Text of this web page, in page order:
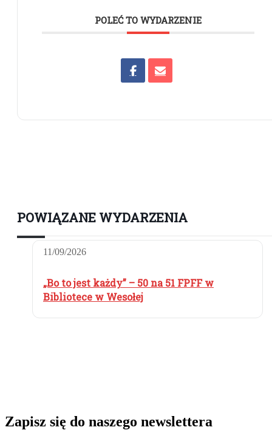
POLEĆ TO WYDARZENIE
POWIĄZANE WYDARZENIA
11/09/2026
„Bo to jest każdy” – 50 na 51 FPFF w
Bibliotece w Wesołej
Zapisz się do naszego newslettera